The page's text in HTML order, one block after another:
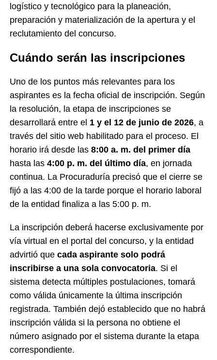
logístico y tecnológico para la planeación,
preparación y materialización de la apertura y el
reclutamiento del concurso.
Cuándo serán las inscripciones
Uno de los puntos más relevantes para los
aspirantes es la fecha oficial de inscripción. Según
la resolución, la etapa de inscripciones se
desarrollará entre el 1 y el 12 de junio de 2026, a
través del sitio web habilitado para el proceso. El
horario irá desde las 8:00 a. m. del primer día
hasta las 4:00 p. m. del último día, en jornada
continua. La Procuraduría precisó que el cierre se
fijó a las 4:00 de la tarde porque el horario laboral
de la entidad finaliza a las 5:00 p. m.
La inscripción deberá hacerse exclusivamente por
vía virtual en el portal del concurso, y la entidad
advirtió que cada aspirante solo podrá
inscribirse a una sola convocatoria. Si el
sistema detecta múltiples postulaciones, tomará
como válida únicamente la última inscripción
registrada. También dejó establecido que no habrá
inscripción válida si la persona no obtiene el
número asignado por el sistema durante la etapa
correspondiente.